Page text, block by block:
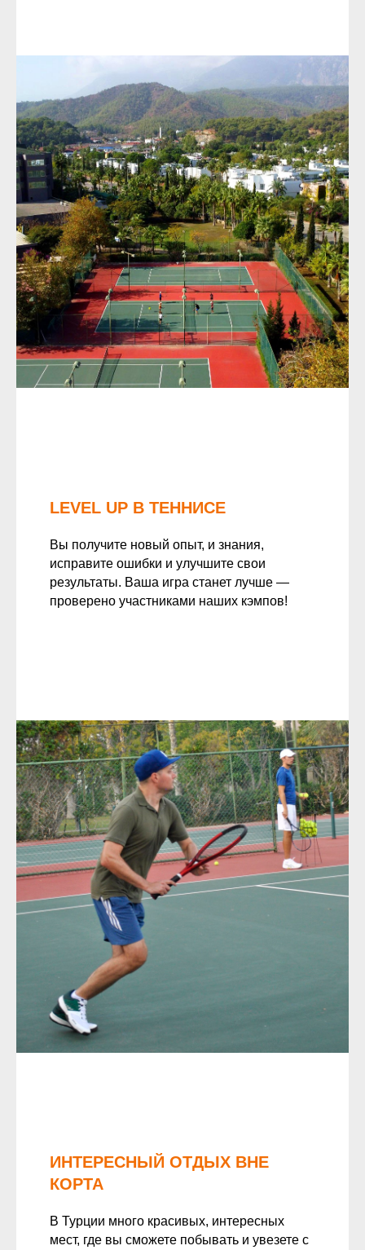
LEVEL UP В ТЕННИСЕ
Вы получите новый опыт, и знания,
исправите ошибки и улучшите свои
результаты. Ваша игра станет лучше —
проверено участниками наших кэмпов!
ИНТЕРЕСНЫЙ ОТДЫХ ВНЕ
КОРТА
В Турции много красивых, интересных
мест, где вы сможете побывать и увезете с